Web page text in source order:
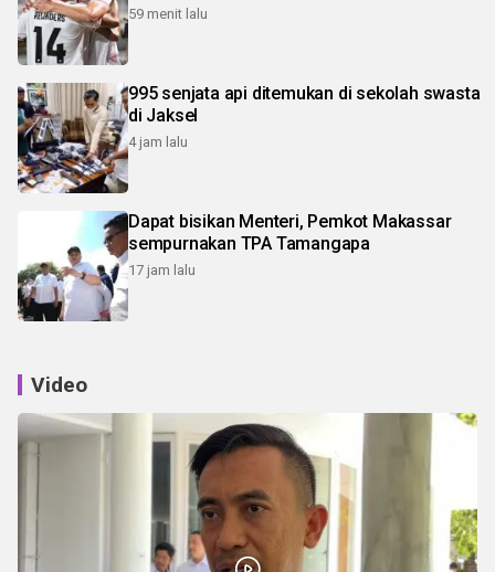
59 menit lalu
995 senjata api ditemukan di sekolah swasta
di Jaksel
4 jam lalu
Dapat bisikan Menteri, Pemkot Makassar
sempurnakan TPA Tamangapa
17 jam lalu
Video